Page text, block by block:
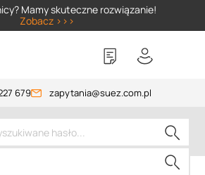
Mamy skuteczne rozwiązanie!
Zobacz >>>
679 zapytania@suez.com.pl